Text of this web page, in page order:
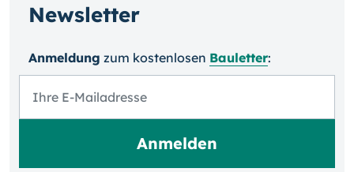
Newsletter
Anmeldung zum kosten­losen Bauletter: